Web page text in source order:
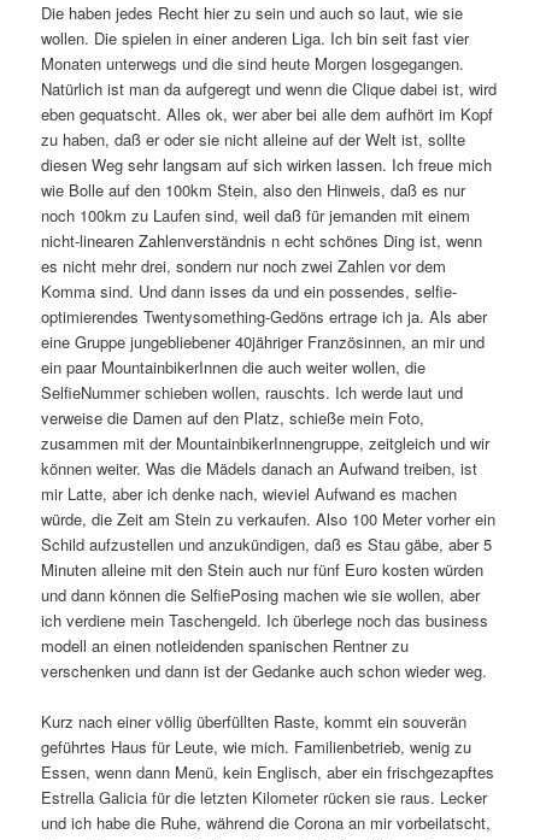
Die haben jedes Recht hier zu sein und auch so laut, wie sie
wollen. Die spielen in einer anderen Liga. Ich bin seit fast vier
Monaten unterwegs und die sind heute Morgen losgegangen.
Natürlich ist man da aufgeregt und wenn die Clique dabei ist, wird
eben gequatscht. Alles ok, wer aber bei alle dem aufhört im Kopf
zu haben, daß er oder sie nicht alleine auf der Welt ist, sollte
diesen Weg sehr langsam auf sich wirken lassen. Ich freue mich
wie Bolle auf den 100km Stein, also den Hinweis, daß es nur
noch 100km zu Laufen sind, weil daß für jemanden mit einem
nicht-linearen Zahlenverständnis n echt schönes Ding ist, wenn
es nicht mehr drei, sondern nur noch zwei Zahlen vor dem
Komma sind. Und dann isses da und ein possendes, selfie-
optimierendes Twentysomething-Gedöns ertrage ich ja. Als aber
eine Gruppe jungebliebener 40jähriger Französinnen, an mir und
ein paar MountainbikerInnen die auch weiter wollen, die
SelfieNummer schieben wollen, rauschts. Ich werde laut und
verweise die Damen auf den Platz, schieße mein Foto,
zusammen mit der MountainbikerInnengruppe, zeitgleich und wir
können weiter. Was die Mädels danach an Aufwand treiben, ist
mir Latte, aber ich denke nach, wieviel Aufwand es machen
würde, die Zeit am Stein zu verkaufen. Also 100 Meter vorher ein
Schild aufzustellen und anzukündigen, daß es Stau gäbe, aber 5
Minuten alleine mit den Stein auch nur fünf Euro kosten würden
und dann können die SelfiePosing machen wie sie wollen, aber
ich verdiene mein Taschengeld. Ich überlege noch das business
modell an einen notleidenden spanischen Rentner zu
verschenken und dann ist der Gedanke auch schon wieder weg.
Kurz nach einer völlig überfüllten Raste, kommt ein souverän
geführtes Haus für Leute, wie mich. Familienbetrieb, wenig zu
Essen, wenn dann Menü, kein Englisch, aber ein frischgezapftes
Estrella Galicia für die letzten Kilometer rücken sie raus. Lecker
und ich habe die Ruhe, während die Corona an mir vorbeilatscht,